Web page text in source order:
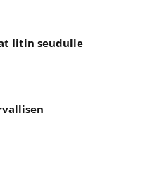
Iitin seudulle